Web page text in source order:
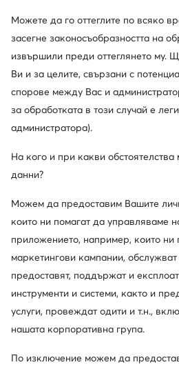
възстановяване на
Използвайте MODIVOclub
Отстъпки само
за членовете на клуба
14 дни за останалите
10% кешбек в
онлайн, стационарно,
Кешбекът се комбинира
промоция и
Изтеглете
Можете да го оттеглите по всяко
засегне законосъобразността на
извършили преди оттеглянето му.
Ви и за целите, свързани с
спорове между Вас и
за обработката в този случай е
администратора).
На кого и при какви
данни?
Можем да предоставим Вашите
които ни помагат да управляваме
приложението, например, които ни
маркетингови кампании,
предоставят, поддържат и
инструменти и системи, както и
услуги, провеждат одити и т.н.,
нашата корпоративна група.
По изключение можем да